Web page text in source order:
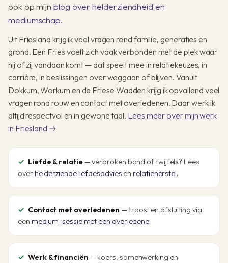
ook op mijnblog over helderziendheid en
mediumschap.
Uit Friesland krijg ik veel vragen rond familie, generaties en
grond. Een Fries voelt zich vaak verbonden met de plek waar
hij of zij vandaan komt — dat speelt mee in relatiekeuzes, in
carrière, in beslissingen over weggaan of blijven. Vanuit
Dokkum, Workum en de Friese Wadden krijg ik opvallend veel
vragen rond rouw en contact met overledenen. Daar werk ik
altijd respectvol en in gewone taal. Lees meer over mijn werk
in Friesland →
Liefde & relatie — verbroken band of twijfels? Lees
overhelderziende liefdesadvies enrelatieherstel.
Contact met overledenen — troost en afsluiting via
een medium-sessie met een overledene.
Werk & financiën — koers, samenwerking en